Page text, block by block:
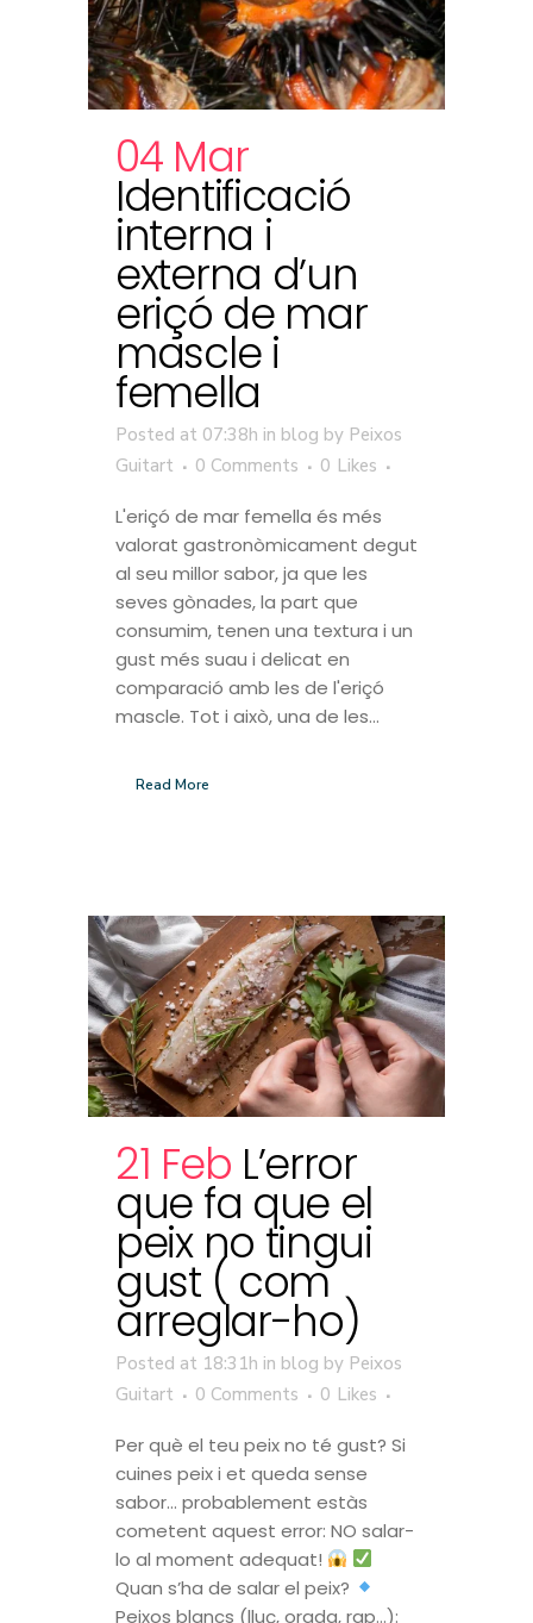
04 Mar
Identificació
interna i
externa d’un
eriçó de mar
mascle i
femella
Posted at 07:38h in blog by Peixos
Guitart
0 Comments 0 Likes
L'eriçó de mar femella és més
valorat gastronòmicament degut
al seu millor sabor, ja que les
seves gònades, la part que
consumim, tenen una textura i un
gust més suau i delicat en
comparació amb les de l'eriçó
mascle. Tot i això, una de les...
Read More
21 Feb L’error
que fa que el
peix no tingui
gust ( com
arreglar-ho)
Posted at 18:31h in blog by Peixos
Guitart
0 Comments 0 Likes
Per què el teu peix no té gust? Si
cuines peix i et queda sense
sabor… probablement estàs
cometent aquest error: NO salar-
lo al moment adequat!
Quan s’ha de salar el peix?
Peixos blancs (lluç, orada, rap…):